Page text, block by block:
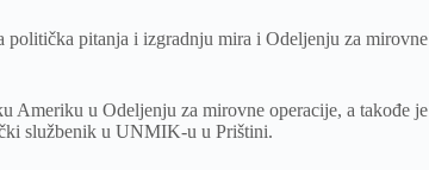
pitanja i izgradnju mira i Odeljenju za mirovne
u Odeljenju za mirovne operacije, a takođe je
službenik u UNMIK-u u Prištini.